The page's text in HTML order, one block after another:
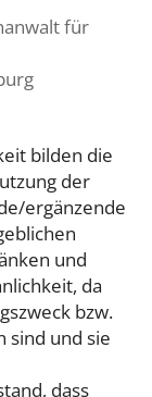
für
bilden die
der
ergänzende
und
da
bzw.
sind und sie
dass